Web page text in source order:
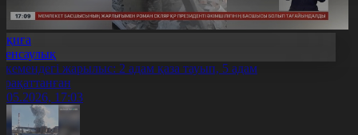
жарылыс: 2 адам қаза тауып, 5 адам
17:03